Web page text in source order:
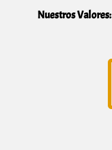
Nuestros Valores: